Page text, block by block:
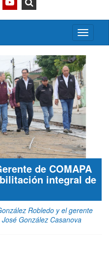
Activar/
menú
de COMAPA
integral de
Robledo y el gerente
González Casanova